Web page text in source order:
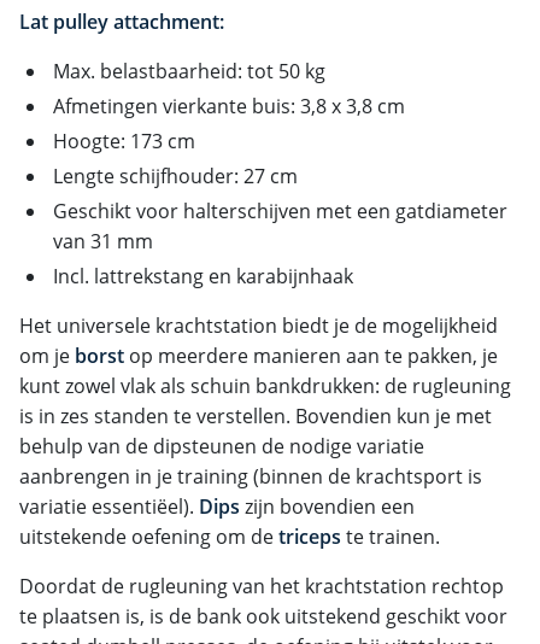
Lat pulley attachment:
Max. belastbaarheid: tot 50 kg
Afmetingen vierkante buis: 3,8 x 3,8 cm
Hoogte: 173 cm
Lengte schijfhouder: 27 cm
Geschikt voor halterschijven met een gatdiameter
van 31 mm
Incl. lattrekstang en karabijnhaak
Het universele krachtstation biedt je de mogelijkheid
om je borst op meerdere manieren aan te pakken, je
kunt zowel vlak als schuin bankdrukken: de rugleuning
is in zes standen te verstellen. Bovendien kun je met
behulp van de dipsteunen de nodige variatie
aanbrengen in je training (binnen de krachtsport is
variatie essentiëel). Dips zijn bovendien een
uitstekende oefening om detriceps te trainen.
Doordat de rugleuning van het krachtstation rechtop
te plaatsen is, is de bank ook uitstekend geschikt voor